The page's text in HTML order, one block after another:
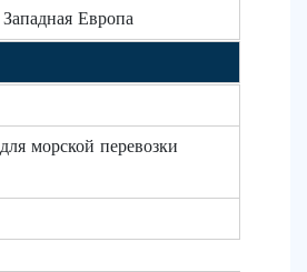
Европа
морской перевозки